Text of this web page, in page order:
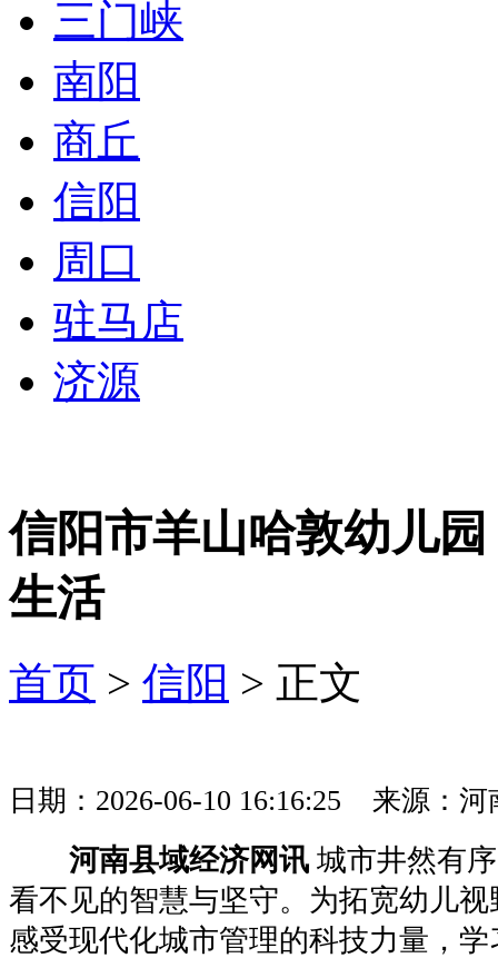
三门峡
南阳
商丘
信阳
周口
驻马店
济源
信阳市羊山哈敦幼儿
生活
首页 > 信阳 > 正文
日期：2026-06-10 16:16:25 来源：
河南县域经济网讯 城市井然有
看不见的智慧与坚守。为拓宽幼儿
感受现代化城市管理的科技力量，